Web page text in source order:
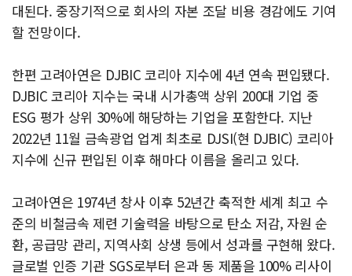
대된다. 중장기적으로 회사의 자본 조달 비용 경감에도 기여
할 전망이다.
한편 고려아연은 DJBIC 코리아 지수에 4년 연속 편입됐다.
DJBIC 코리아 지수는 국내 시가총액 상위 200대 기업 중
ESG 평가 상위 30%에 해당하는 기업을 포함한다. 지난
2022년 11월 금속광업 업계 최초로 DJSI(현 DJBIC) 코리아
지수에 신규 편입된 이후 해마다 이름을 올리고 있다.
고려아연은 1974년 창사 이후 52년간 축적한 세계 최고 수
준의 비철금속 제련 기술력을 바탕으로 탄소 저감, 자원 순
환, 공급망 관리, 지역사회 상생 등에서 성과를 구현해 왔다.
글로벌 인증 기관 SGS로부터 은과 동 제품을 100% 리사이